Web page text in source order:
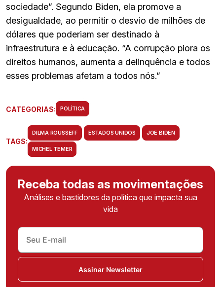
sociedade”. Segundo Biden, ela promove a
desigualdade, ao permitir o desvio de milhões de
dólares que poderiam ser destinado à
infraestrutura e à educação. “A corrupção piora os
direitos humanos, aumenta a delinquência e todos
esses problemas afetam a todos nós.”
CATEGORIAS: POLÍTICA
TAGS:
DILMA ROUSSEFF ESTADOS UNIDOS JOE BIDEN
MICHEL TEMER
Receba todas as movimentações
Análises e bastidores da política que impacta sua
vida
Assinar Newsletter